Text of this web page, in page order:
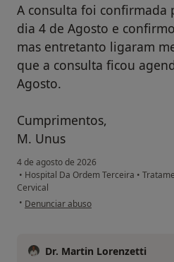
A consulta foi confirmada
dia 4 de Agosto e
mas entretanto ligaram
que a consulta ficou
Agosto.
Cumprimentos,
M. Unus
4 de agosto de 2026
• Hospital Da Ordem Terceira •
Cervical
• na opinião do utilizador M. Unus
Denunciar abuso
Dr. Martin Lorenzetti